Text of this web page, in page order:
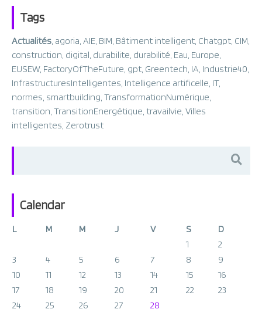
Tags
Actualités, agoria, AIE, BIM, Bâtiment intelligent, Chatgpt, CIM,
construction, digital, durabilite, durabilité, Eau, Europe,
EUSEW, FactoryOfTheFuture, gpt, Greentech, IA, Industrie40,
InfrastructuresIntelligentes, Intelligence artificelle, IT,
normes, smartbuilding, TransformationNumérique,
transition, TransitionEnergétique, travailvie, Villes
intelligentes, Zerotrust
Calendar
L M M J V S
D
1
2
3
4 5 6 7 8
9
10
11 12 13 14 15
16
17
18 19 20 21 22
23
24
25 26 27 28